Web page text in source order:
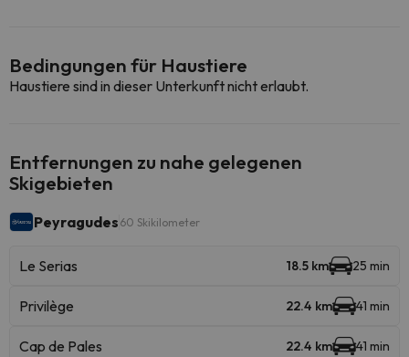
Bedingungen für Haustiere
Haustiere sind in dieser Unterkunft nicht erlaubt.
Entfernungen zu nahe gelegenen
Skigebieten
Peyragudes 60 Skikilometer
Le Serias 18.5 km 25 min
Privilège 22.4 km 41 min
Cap de Pales 22.4 km 41 min